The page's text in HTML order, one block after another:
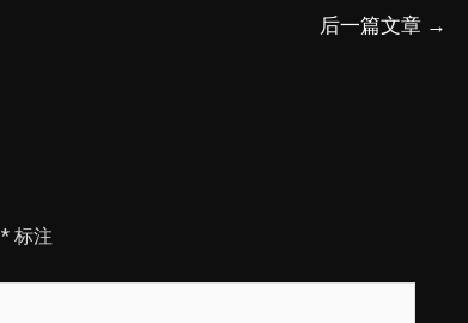
后一篇文章 →
*标注